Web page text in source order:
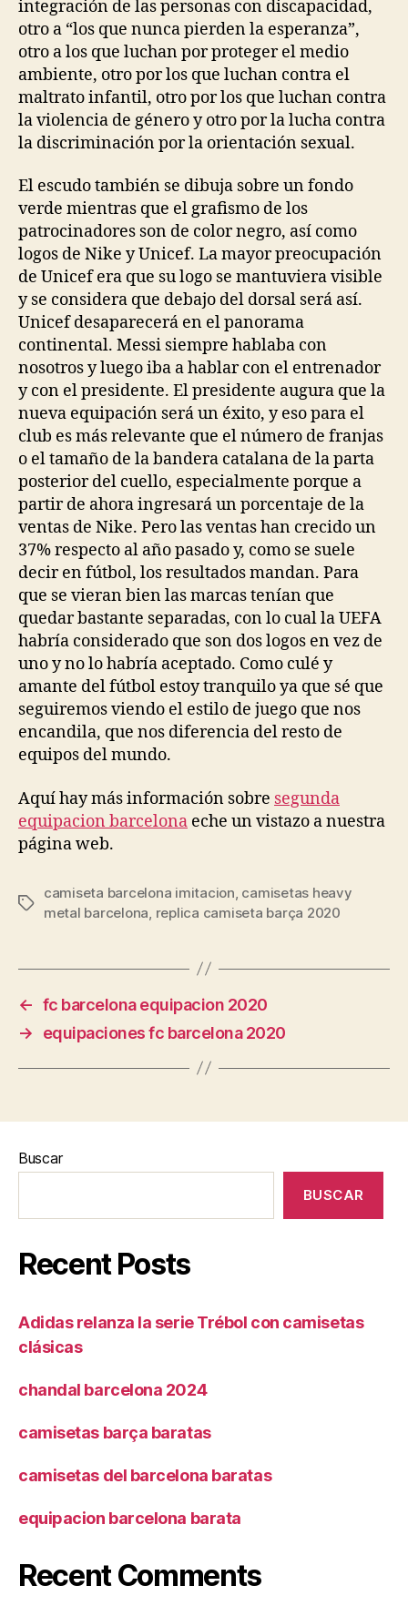
integración de las personas con discapacidad,
otro a “los que nunca pierden la esperanza”,
otro a los que luchan por proteger el medio
ambiente, otro por los que luchan contra el
maltrato infantil, otro por los que luchan contra
la violencia de género y otro por la lucha contra
la discriminación por la orientación sexual.
El escudo también se dibuja sobre un fondo
verde mientras que el grafismo de los
patrocinadores son de color negro, así como
logos de Nike y Unicef. La mayor preocupación
de Unicef era que su logo se mantuviera visible
y se considera que debajo del dorsal será así.
Unicef desaparecerá en el panorama
continental. Messi siempre hablaba con
nosotros y luego iba a hablar con el entrenador
y con el presidente. El presidente augura que la
nueva equipación será un éxito, y eso para el
club es más relevante que el número de franjas
o el tamaño de la bandera catalana de la parta
posterior del cuello, especialmente porque a
partir de ahora ingresará un porcentaje de la
ventas de Nike. Pero las ventas han crecido un
37% respecto al año pasado y, como se suele
decir en fútbol, los resultados mandan. Para
que se vieran bien las marcas tenían que
quedar bastante separadas, con lo cual la UEFA
habría considerado que son dos logos en vez de
uno y no lo habría aceptado. Como culé y
amante del fútbol estoy tranquilo ya que sé que
seguiremos viendo el estilo de juego que nos
encandila, que nos diferencia del resto de
equipos del mundo.
Aquí hay más información sobre segunda
equipacion barcelona eche un vistazo a nuestra
página web.
Etiquetas
camiseta barcelona imitacion camisetas heavy
metal barcelona replica camiseta barça 2020
← fc barcelona equipacion 2020
→
equipaciones fc barcelona 2020
Buscar
BUSCAR
Recent Posts
Adidas relanza la serie Trébol con camisetas
clásicas
chandal barcelona 2024
camisetas barça baratas
camisetas del barcelona baratas
equipacion barcelona barata
Recent Comments